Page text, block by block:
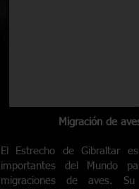
Migración de
El Estrecho de Gibraltar
importantes del Mundo
migraciones de aves.